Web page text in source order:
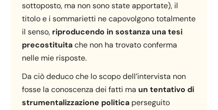
sottoposto, ma non sono state apportate), il
titolo e i sommarietti ne capovolgono totalmente
il senso, riproducendo in sostanza una tesi
precostituitache non ha trovato conferma
nelle mie risposte.
Da ciò deduco che lo scopo dell’intervista non
fosse la conoscenza dei fatti ma un tentativo di
strumentalizzazione politica perseguito